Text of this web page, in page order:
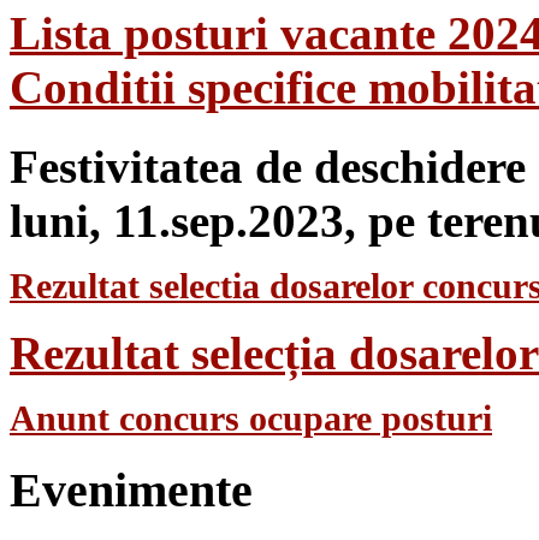
Lista posturi vacante
Conditii specifice
Festivitatea de
luni, 11.sep.2023, pe
Rezultat selectia dosarelor
Rezultat selecția
Anunt concurs ocupare posturi
Evenimente